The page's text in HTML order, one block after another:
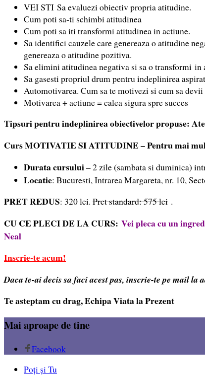
VEI STI Sa evaluezi obiectiv propria atitudine.
Cum poti sa-ti schimbi atitudinea
Cum poti sa iti transformi atitudinea in actiune.
Sa identifici cauzele care genereaza o atitudine
genereaza o atitudine pozitiva.
Sa elimini atitudinea negativa si sa o transformi
Sa gasesti propriul drum pentru indeplinirea
Automotivarea. Cum sa te motivezi si cum sa
Motivarea + actiune = calea sigura spre succes
Tipsuri pentru indeplinirea obiectivelor propuse:
Curs MOTIVATIE SI ATITUDINE – Pentru mai
Durata cursului– 2 zile (sambata si duminica)
Locatie: Bucuresti, Intrarea Margareta, nr. 10,
PRET REDUS: 320 lei. Pret standard: 575 lei .
CU CE PLECI DE LA CURS: Vei pleca cu un
Neal
Inscrie-te acum!
Daca te-ai decis sa faci acest pas, inscrie-te pe mail la
Te asteptam cu drag, Echipa Viata la Prezent
Mai aproape de tine
Facebook
Poți și Tu